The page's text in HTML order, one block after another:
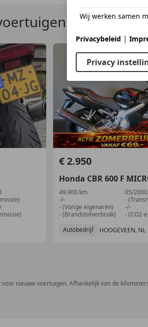
€ 2.950
Honda CBR 600 F MICRON
49.900 km
05/2000
-/-
-
- (Vorige eigenaren)
-/-
- (Brandstofverbruik)
- (CO2-
Autobedrijf
HOOGEVEEN, NL
nieuwe voertuigen. Afhankelijk van de
Wij werken samen
Privacybeleid |
Privacy